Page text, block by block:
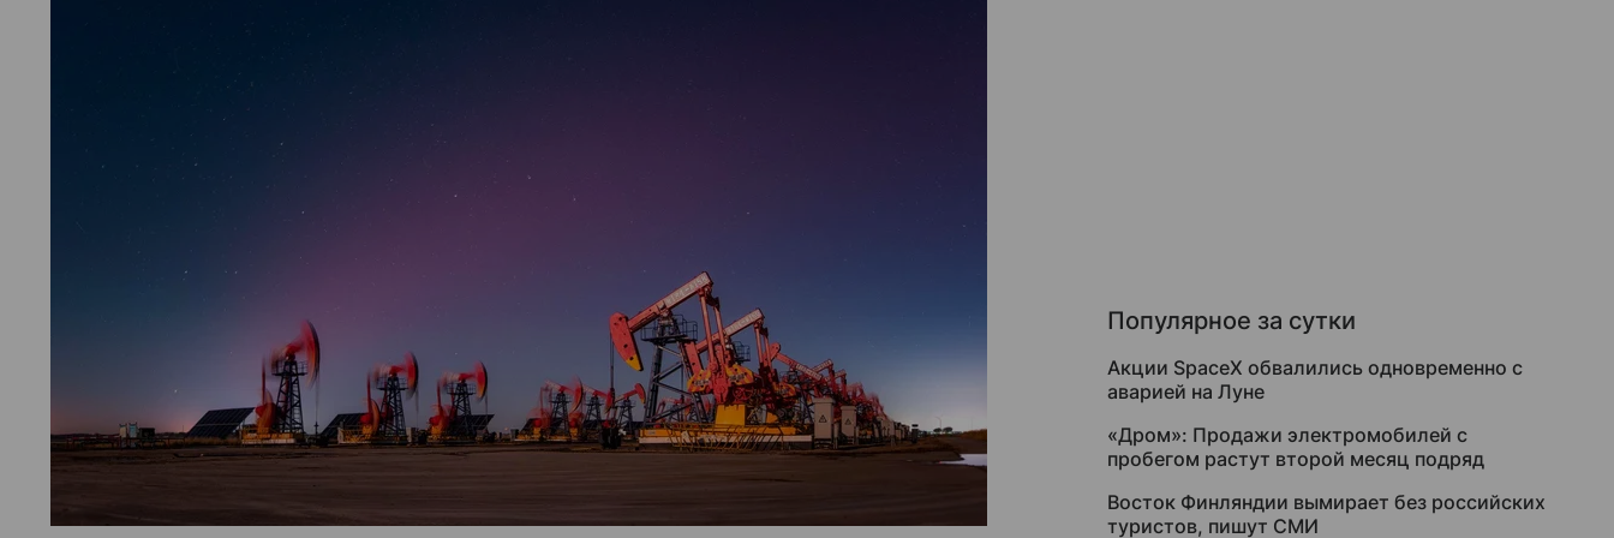
Популярное за сутки
Акции SpaceX обвалились одновременно с
аварией на Луне
«Дром»: Продажи электромобилей с
пробегом растут второй месяц подряд
Восток Финляндии вымирает без российских
туристов, пишут СМИ